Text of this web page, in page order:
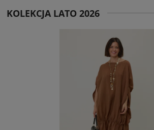
KOLEKCJA LATO 2026